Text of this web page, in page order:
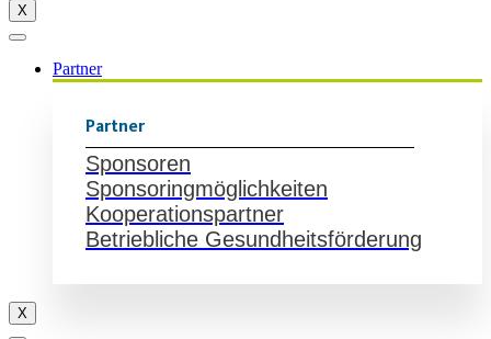
X
Partner
Partner
Sponsoren
Sponsoringmöglichkeiten
Kooperationspartner
Betriebliche Gesundheitsförderung
X